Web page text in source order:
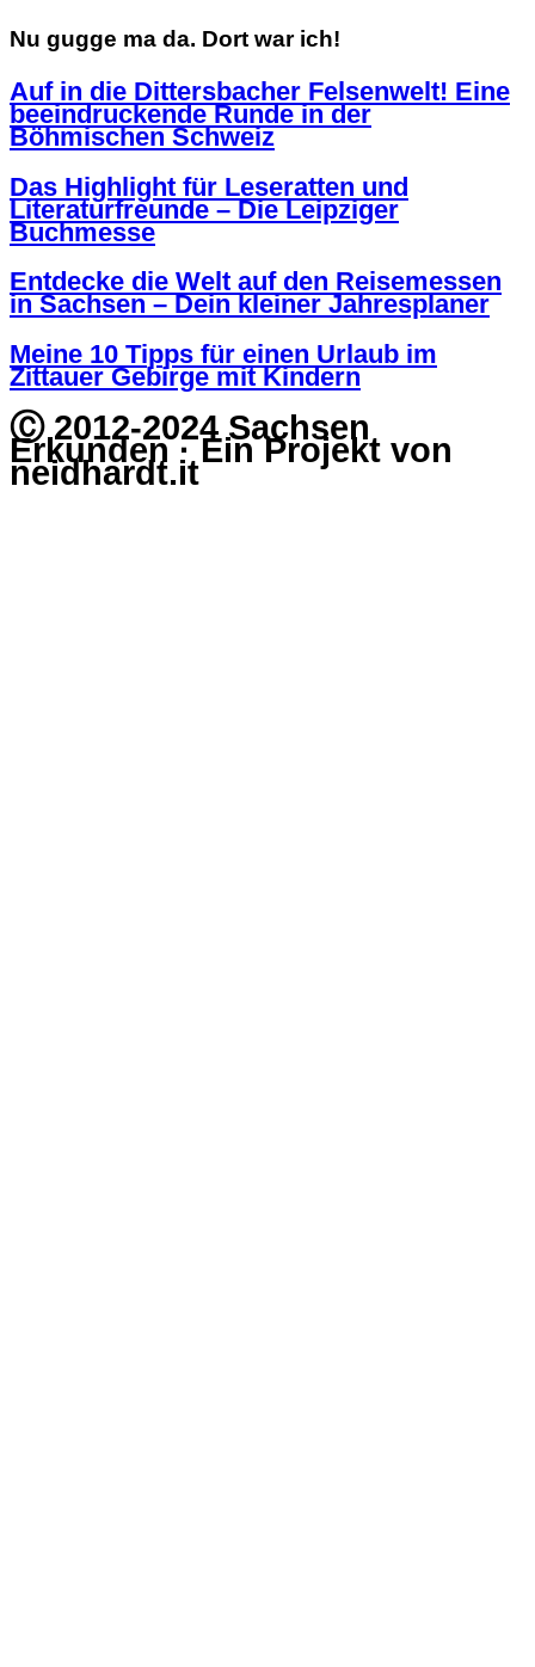
Nu gugge ma da. Dort war ich!
Auf in die Dittersbacher Felsenwelt! Eine
beeindruckende Runde in der
Böhmischen Schweiz
Das Highlight für Leseratten und
Literaturfreunde – Die Leipziger
Buchmesse
Entdecke die Welt auf den Reisemessen
in Sachsen – Dein kleiner Jahresplaner
Meine 10 Tipps für einen Urlaub im
Zittauer Gebirge mit Kindern
Ⓒ 2012-2024 Sachsen
Erkunden · Ein Projekt von
neidhardt.it